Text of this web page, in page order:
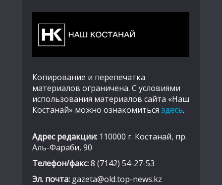
Копирование и перепечатка
материалов ограничена. С условиями
использования материалов сайта «Наш
Костанай» можно ознакомиться здесь.
Адрес редакции: 110000 г. Костанай, пр.
Аль-Фараби, 90
Телефон/факс:8 (7142) 54-27-53
Эл. почта: gazeta@old.top-news.kz